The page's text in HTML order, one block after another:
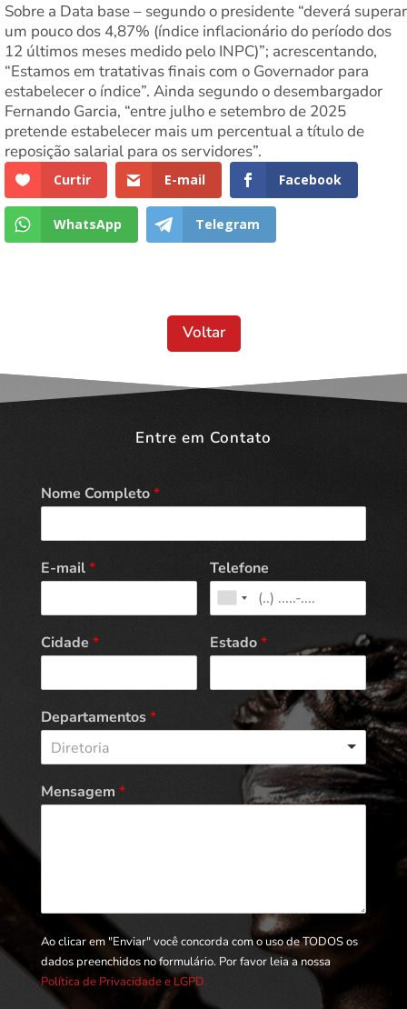
Sobre a Data base – segundo o presidente “deverá superar
um pouco dos 4,87% (índice inflacionário do período dos
12 últimos meses medido pelo INPC)”; acrescentando,
“Estamos em tratativas finais com o Governador para
estabelecer o índice”. Ainda segundo o desembargador
Fernando Garcia, “entre julho e setembro de 2025
pretende estabelecer mais um percentual a título de
reposição salarial para os servidores”.
Curtir E-mail Facebook
WhatsApp Telegram
Voltar
Entre em Contato
Nome Completo*
E-mail* Telefone
Cidade * Estado*
Departamentos*
Diretoria
Mensagem *
Ao clicar em "Enviar" você concorda com o uso de TODOS os
dados preenchidos no formulário. Por favor leia a nossa
Política de Privacidade e LGPD.